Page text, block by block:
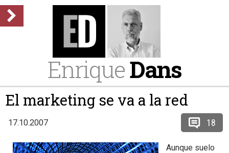
EnriqueDans
El marketing se va a la red
17.10.2007 18
Aunque suelo